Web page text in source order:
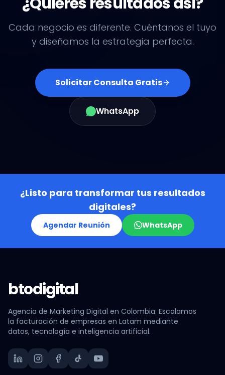
Cada negocio es diferente. Cuéntanos el tuyo
y diseñamos la estrategia perfecta.
Solicitar Consulta Gratis
WhatsApp
¿Listo para transformar tus resultados
digitales?
Agendar Reunión WhatsApp
btodigital
Agencia de Marketing Digital en Colombia. Escalamos
la facturación de empresas en Latam mediante
datos, tecnología e inteligencia artificial.